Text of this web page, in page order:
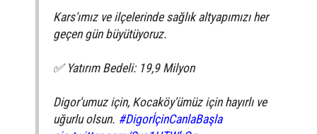
Kars'ımız ve ilçelerinde sağlık altyapımızı her
geçen gün büyütüyoruz.
✅ Yatırım Bedeli: 19,9 Milyon
Digor'umuz için, Kocaköy'ümüz için hayırlı ve
uğurlu olsun. #DigorİçinCanlaBaşla